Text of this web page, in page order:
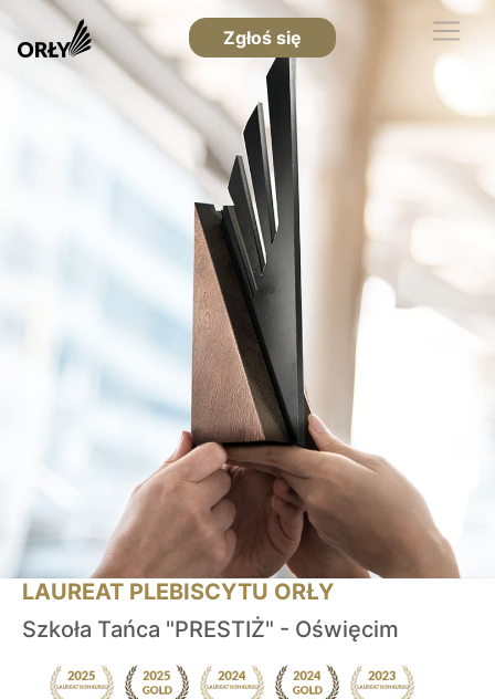
Zgłoś się
LAUREAT PLEBISCYTU ORŁY
Szkoła Tańca "PRESTIŻ" - Oświęcim